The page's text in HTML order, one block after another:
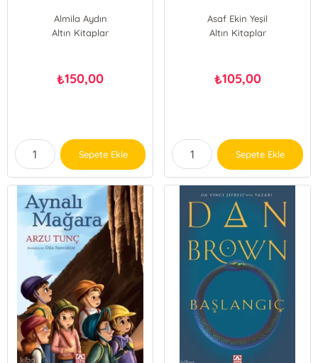
Almila Aydın
Altın Kitaplar
₺150,00
Sepete Ekle
Asaf Ekin Yeşil
Altın Kitaplar
₺105,00
Sepete Ekle